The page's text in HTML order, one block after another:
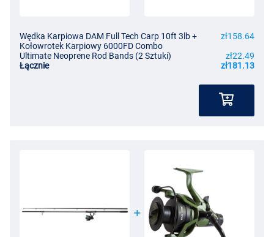
Wędka Karpiowa DAM Full Tech Carp 10ft 3lb +
Kołowrotek Karpiowy 6000FD Combo
zł158.64
Ultimate Neoprene Rod Bands (2 Sztuki)
zł22.49
Łącznie
zł181.13